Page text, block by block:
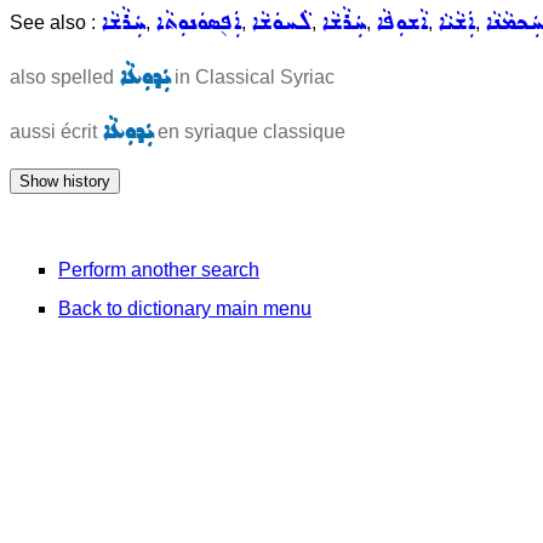
See also : ܚܲܪܵܫܵܐ, ܐܲܦ݈ܣܘܿܢܘܼܬܵܐ, ܠܵܚܘܿܫܵܐ, ܚܲܪܵܫܵܐ, ܐܵܫܘܼܦܵܐ, ܐܲܫܵܝܵܐ,
also spelled ܝܲܕܘܼܥܵܐin Classical Syriac
aussi écrit ܝܲܕܘܼܥܵܐen syriaque classique
Perform another search
Back to dictionary main menu